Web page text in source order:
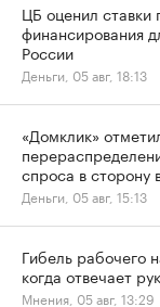
ЦБ оценил ставки
финансирования
России
Деньги, 05 авг, 18:13
«Домклик»
спроса в сторону
Деньги, 05 авг, 15:13
Гибель рабочего
когда отвечает
Мнения, 05 авг, 13:29